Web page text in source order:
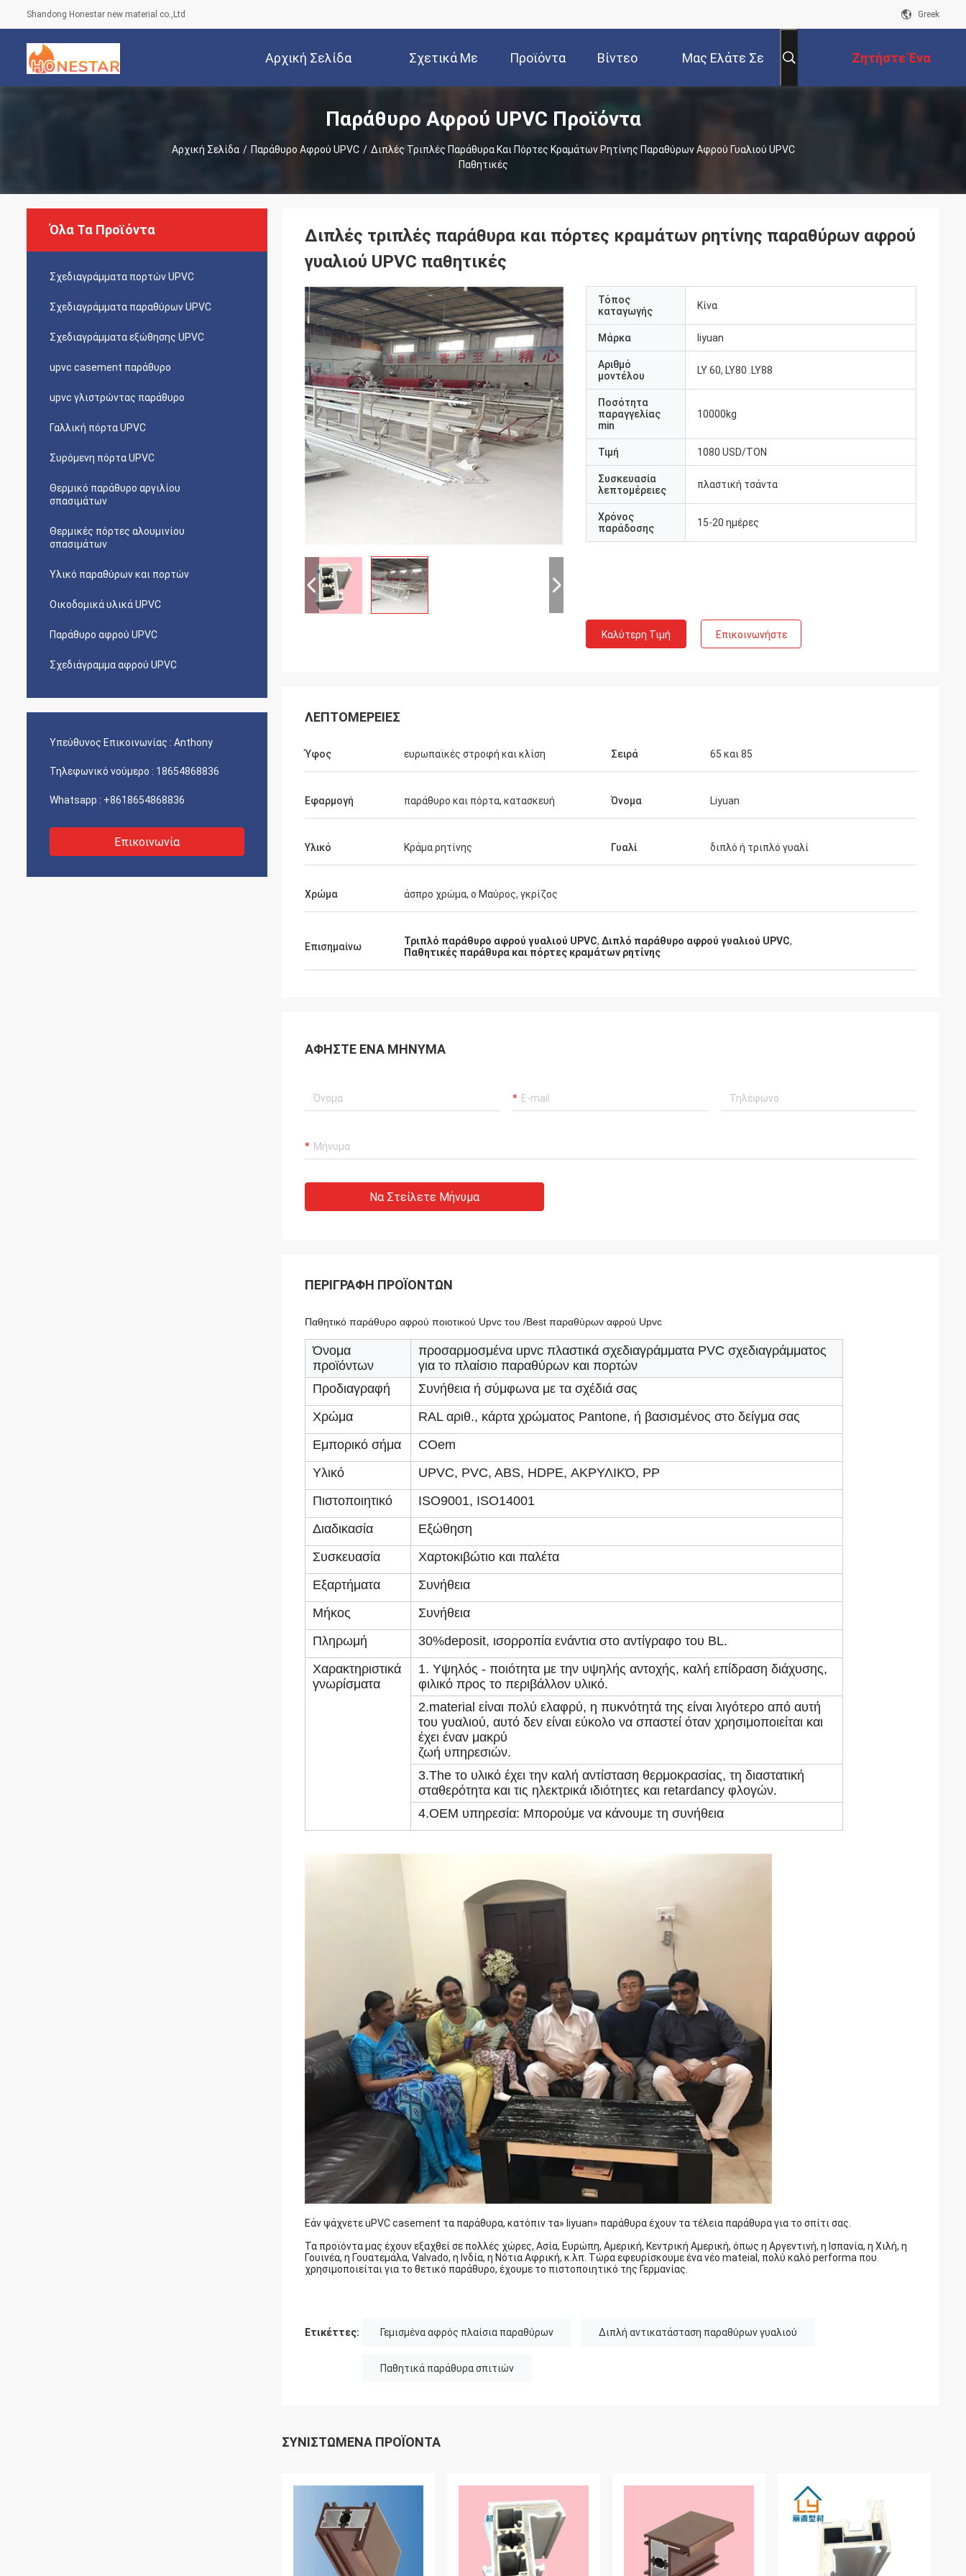
Shandong Honestar new material co.,Ltd Greek
Αρχική Σελίδα Σχετικά Με
Εμάς
Προϊόντα Βίντεο Μας Ελάτε Σε Ζητήστε Ένα
Απόσπασμα
Παράθυρο Αφρού UPVC Προϊόντα
Αρχική Σελίδα / Παράθυρο Αφρού UPVC / Διπλές Τριπλές Παράθυρα Και Πόρτες Κραμάτων Ρητίνης Παραθύρων Αφρού Γυαλιού UPVC
Παθητικές
Όλα Τα Προϊόντα
Σχεδιαγράμματα πορτών UPVC
Σχεδιαγράμματα παραθύρων UPVC
Σχεδιαγράμματα εξώθησης UPVC
upvc casement παράθυρο
upvc γλιστρώντας παράθυρο
Γαλλική πόρτα UPVC
Συρόμενη πόρτα UPVC
Θερμικό παράθυρο αργιλίου
σπασιμάτων
Θερμικές πόρτες αλουμινίου
σπασιμάτων
Υλικό παραθύρων και πορτών
Οικοδομικά υλικά UPVC
Παράθυρο αφρού UPVC
Σχεδιάγραμμα αφρού UPVC
Υπεύθυνος Επικοινωνίας : Anthony
Τηλεφωνικό νούμερο : 18654868836
Whatsapp : +8618654868836
Επικοινωνία
Διπλές τριπλές παράθυρα και πόρτες κραμάτων ρητίνης παραθύρων αφρού
γυαλιού UPVC παθητικές
Τόπος
καταγωγής
Κίνα
Μάρκα liyuan
Αριθμό
μοντέλου
LY 60, LY80 .LY88
Ποσότητα
παραγγελίας
min
10000kg
Τιμή 1080 USD/TON
Συσκευασία
λεπτομέρειες
πλαστική τσάντα
Χρόνος
παράδοσης
15-20 ημέρες
Καλύτερη Τιμή Επικοινωνήστε
ΛΕΠΤΟΜΈΡΕΙΕΣ
Ύφος ευρωπαϊκές στροφή και κλίση Σειρά 65 και 85
Εφαρμογή παράθυρο και πόρτα, κατασκευή Όνομα Liyuan
Υλικό Κράμα ρητίνης Γυαλί διπλό ή τριπλό γυαλί
Χρώμα άσπρο χρώμα, ο Μαύρος, γκρίζος
Επισημαίνω Τριπλό παράθυρο αφρού γυαλιού UPVC, Διπλό παράθυρο αφρού γυαλιού UPVC,
Παθητικές παράθυρα και πόρτες κραμάτων ρητίνης
ΑΦΉΣΤΕ ΈΝΑ ΜΉΝΥΜΑ
Να Στείλετε Μήνυμα
ΠΕΡΙΓΡΑΦΉ ΠΡΟΪΌΝΤΩΝ
Παθητικό παράθυρο αφρού ποιοτικού Upvc του /Best παραθύρων αφρού Upvc
Όνομα
προϊόντων
προσαρμοσμένα upvc πλαστικά σχεδιαγράμματα PVC σχεδιαγράμματος
για το πλαίσιο παραθύρων και πορτών
Προδιαγραφή
Συνήθεια ή σύμφωνα με τα σχέδιά σας
Χρώμα
RAL αριθ., κάρτα χρώματος Pantone, ή βασισμένος στο δείγμα σας
Εμπορικό σήμα
COem
Υλικό
UPVC, PVC, ABS, HDPE, ΑΚΡΥΛΙΚΌ, PP
Πιστοποιητικό
ISO9001, ISO14001
Διαδικασία
Εξώθηση
Συσκευασία
Χαρτοκιβώτιο και παλέτα
Εξαρτήματα
Συνήθεια
Μήκος
Συνήθεια
Πληρωμή
30%deposit, ισορροπία ενάντια στο αντίγραφο του BL.
Χαρακτηριστικά
γνωρίσματα
1. Υψηλός - ποιότητα με την υψηλής αντοχής, καλή επίδραση διάχυσης,
φιλικό προς το περιβάλλον υλικό.
2.material είναι πολύ ελαφρύ, η πυκνότητά της είναι λιγότερο από αυτή
του γυαλιού, αυτό δεν είναι εύκολο να σπαστεί όταν χρησιμοποιείται και
έχει έναν μακρύ
ζωή υπηρεσιών.
3.The το υλικό έχει την καλή αντίσταση θερμοκρασίας, τη διαστατική
σταθερότητα και τις ηλεκτρικά ιδιότητες και retardancy φλογών.
4.OEM υπηρεσία: Μπορούμε να κάνουμε τη συνήθεια
Εάν ψάχνετε uPVC casement τα παράθυρα, κατόπιν τα» liyuan» παράθυρα έχουν τα τέλεια παράθυρα για το σπίτι σας.
Τα προϊόντα μας έχουν εξαχθεί σε πολλές χώρες, Ασία, Ευρώπη, Αμερική, Κεντρική Αμερική, όπως η Αργεντινή, η Ισπανία, η Χιλή, η
Γουινέα, η Γουατεμάλα, Valvado, η Ινδία, η Νότια Αφρική, κ.λπ. Τώρα εφευρίσκουμε ένα νέο mateial, πολύ καλό performa που
χρησιμοποιείται για το θετικό παράθυρο, έχουμε το πιστοποιητικό της Γερμανίας.
Ετικέττες: Γεμισμένα αφρός πλαίσια παραθύρων Διπλή αντικατάσταση παραθύρων γυαλιού
Παθητικά παράθυρα σπιτιών
ΣΥΝΙΣΤΏΜΕΝΑ ΠΡΟΪΌΝΤΑ